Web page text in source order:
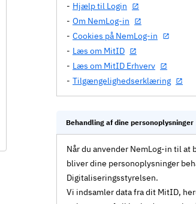
Hjælp til Login
Om NemLog-in
Cookies på NemLog-in
Læs om MitID
Læs om MitID Erhverv
Tilgængelighedserklæring
Behandling af dine personoplysninger
Når du anvender NemLog-in til
bliver dine personoplysninger
Digitaliseringsstyrelsen.
Vi indsamler data fra dit MitID,